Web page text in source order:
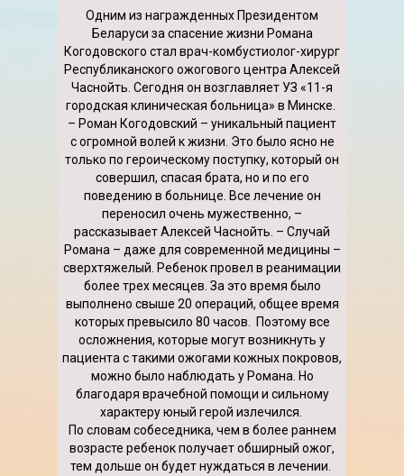
Одним из награжденных Президентом
Беларуси за спасение жизни Романа
Когодовского стал врач-комбустиолог-хирург
Республиканского ожогового центра Алексей
Часнойть. Сегодня он возглавляет УЗ «11-я
городская клиническая больница» в Минске.
– Роман Когодовский – уникальный пациент
с огромной волей к жизни. Это было ясно не
только по героическому поступку, который он
совершил, спасая брата, но и по его
поведению в больнице. Все лечение он
переносил очень мужественно, –
рассказывает Алексей Часнойть. – Случай
Романа – даже для современной медицины –
сверхтяжелый. Ребенок провел в реанимации
более трех месяцев. За это время было
выполнено свыше 20 операций, общее время
которых превысило 80 часов. Поэтому все
осложнения, которые могут возникнуть у
пациента с такими ожогами кожных покровов,
можно было наблюдать у Романа. Но
благодаря врачебной помощи и сильному
характеру юный герой излечился.
По словам собеседника, чем в более раннем
возрасте ребенок получает обширный ожог,
тем дольше он будет нуждаться в лечении.